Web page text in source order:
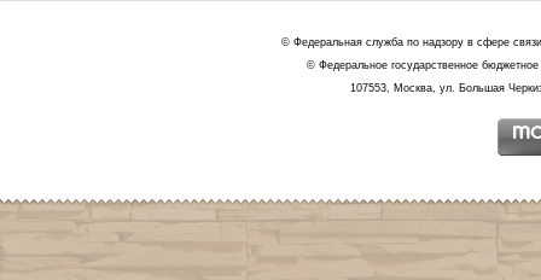
© Федеральная служба по надзору в сфере
© Федеральное государственное
107553, Москва, ул. Большая